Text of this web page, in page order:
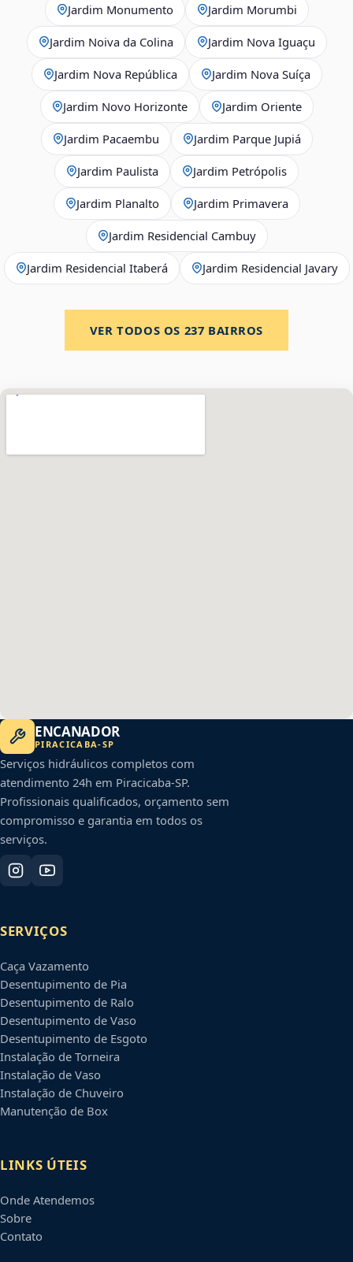
Jardim Monumento Jardim Morumbi
Jardim Noiva da Colina Jardim Nova Iguaçu
Jardim Nova República Jardim Nova Suíça
Jardim Novo Horizonte Jardim Oriente
Jardim Pacaembu Jardim Parque Jupiá
Jardim Paulista Jardim Petrópolis
Jardim Planalto Jardim Primavera
Jardim Residencial Cambuy
Jardim Residencial Itaberá Jardim Residencial Javary
VER TODOS OS 237 BAIRROS
ENCANADOR
PIRACICABA-SP
Serviços hidráulicos completos com
atendimento 24h em Piracicaba-SP.
Profissionais qualificados, orçamento sem
compromisso e garantia em todos os
serviços.
SERVIÇOS
Caça Vazamento
Desentupimento de Pia
Desentupimento de Ralo
Desentupimento de Vaso
Desentupimento de Esgoto
Instalação de Torneira
Instalação de Vaso
Instalação de Chuveiro
Manutenção de Box
LINKS ÚTEIS
Onde Atendemos
Sobre
Contato